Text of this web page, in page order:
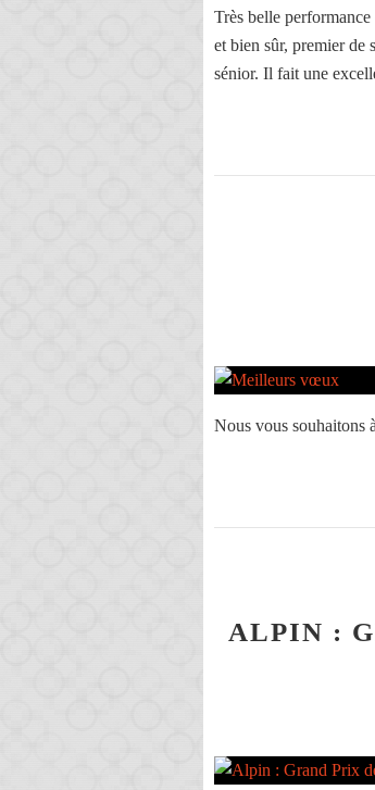
Très belle
et bien sûr, premier de
sénior. Il fait une
Nous vous souhaitons
ALPIN :